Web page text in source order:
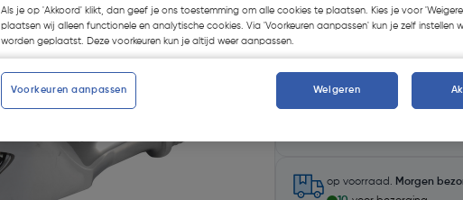
Selecteer winkel - Bekijk
op voorraad. Morgen
Als je op 'Akkoord' klikt, dan geef je ons toestemming om alle cookies te plaatsen. Kies je voor
plaatsen wij alleen functionele en analytische cookies. Via 'Voorkeuren aanpassen' kun je zelf instellen
worden geplaatst. Deze voorkeuren kun je altijd weer aanpassen.
Voorkeuren aanpassen Weigeren